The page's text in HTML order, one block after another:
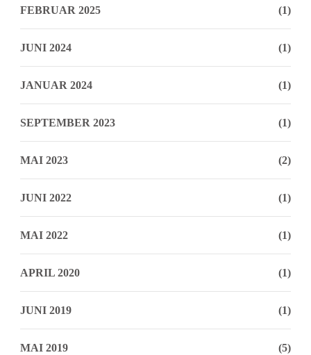
FEBRUAR 2025 (1)
JUNI 2024 (1)
JANUAR 2024 (1)
SEPTEMBER 2023 (1)
MAI 2023 (2)
JUNI 2022 (1)
MAI 2022 (1)
APRIL 2020 (1)
JUNI 2019 (1)
MAI 2019 (5)